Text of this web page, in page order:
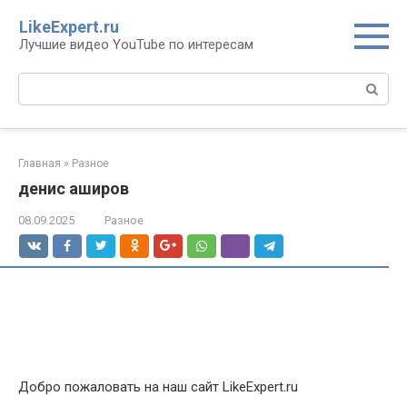
контенту
LikeExpert.ru
Лучшие видео YouTube по интересам
Главная » Разное
денис аширов
08.09.2025 Разное
Добро пожаловать на наш сайт LikeExpert.ru